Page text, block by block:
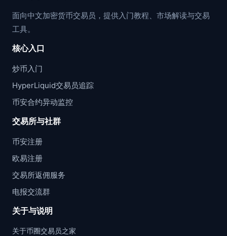
面向中文加密货币交易员，提供入门教程、市场解读与交易
工具。
核心入口
炒币入门
HyperLiquid交易员追踪
币安合约异动监控
交易所与社群
币安注册
欧易注册
交易所返佣服务
电报交流群
关于与说明
关于币圈交易员之家